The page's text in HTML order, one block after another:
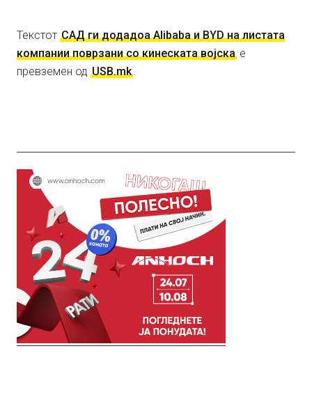
Текстот САД ги додадоа Alibaba и BYD на листата
компании поврзани со кинеската војска е
превземен од USB.mk.